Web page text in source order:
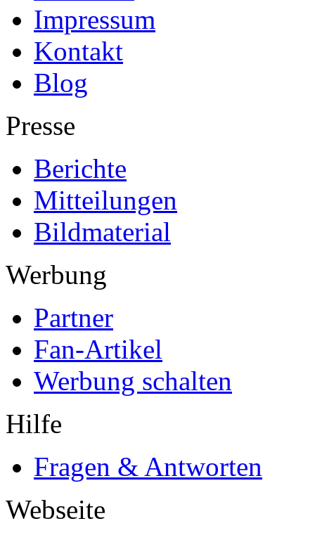
Impressum
Kontakt
Blog
Presse
Berichte
Mitteilungen
Bildmaterial
Werbung
Partner
Fan-Artikel
Werbung schalten
Hilfe
Fragen & Antworten
Webseite